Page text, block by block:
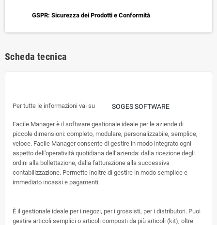
GSPR: Sicurezza dei Prodotti e Conformità
Scheda tecnica
Per tutte le informazioni vai su SOGES SOFTWARE
Facile Manager è il software gestionale ideale per le aziende di
piccole dimensioni: completo, modulare, personalizzabile, semplice,
veloce. Facile Manager consente di gestire in modo integrato ogni
aspetto dell’operatività quotidiana dell’azienda: dalla ricezione degli
ordini alla bollettazione, dalla fatturazione alla successiva
contabilizzazione. Permette inoltre di gestire in modo semplice e
immediato incassi e pagamenti.
È il gestionale ideale per i negozi, per i grossisti, per i distributori. Puoi
gestire articoli semplici o articoli composti da più articoli (kit), oltre